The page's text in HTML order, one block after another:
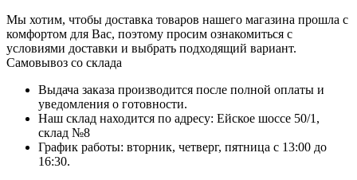
Мы хотим, чтобы доставка товаров нашего магазина прошла с
комфортом для Вас, поэтому просим ознакомиться с
условиями доставки и выбрать подходящий вариант.
Самовывоз со склада
Выдача заказа производится после полной оплаты и
уведомления о готовности.
Наш склад находится по адресу: Ейское шоссе 50/1,
склад №8
График работы: вторник, четверг, пятница с 13:00 до
16:30.